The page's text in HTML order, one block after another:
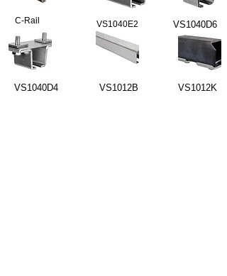
C-Rail
VS1040D4
VS1040E2
VS1012B
VS1040D6
VS1012K